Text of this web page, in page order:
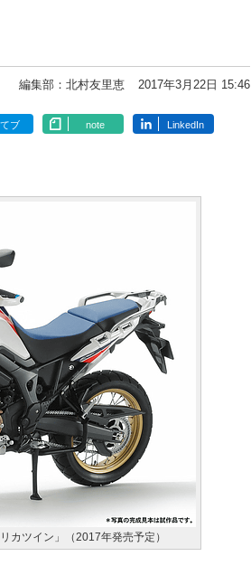
編集部：北村友里恵 2017年3月22日 15:46
ブ note LinkedIn
カツイン」（2017年発売予定）